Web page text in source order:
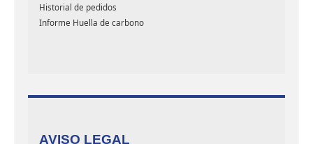
Historial de pedidos
Informe Huella de carbono
AVISO LEGAL